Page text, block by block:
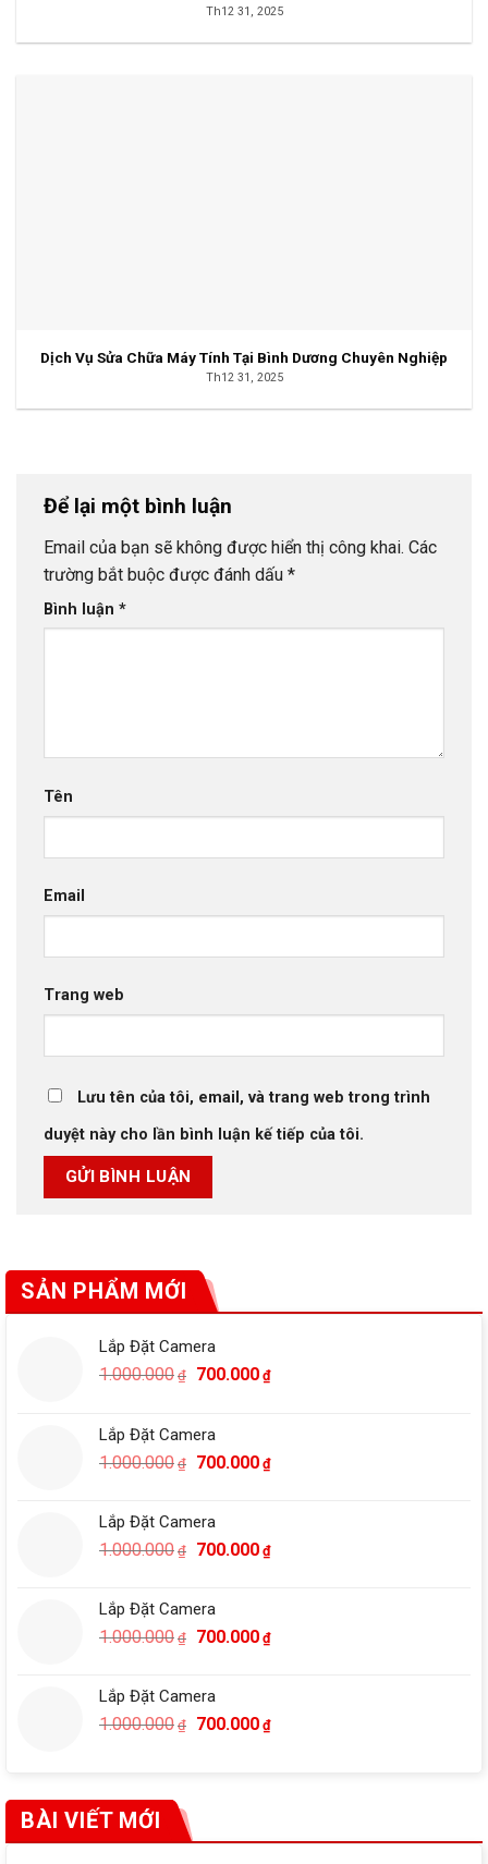
Th12 31, 2025
Dịch Vụ Sửa Chữa Máy Tính Tại Bình Dương Chuyên Nghiệp
Th12 31, 2025
Để lại một bình luận
Email của bạn sẽ không được hiển thị công khai. Các
trường bắt buộc được đánh dấu *
Bình luận *
Tên
Email
Trang web
Lưu tên của tôi, email, và trang web trong trình
duyệt này cho lần bình luận kế tiếp của tôi.
SẢN PHẨM MỚI
Lắp Đặt Camera
1.000.000 ₫
Giá
1.000.000₫.
700.000 ₫Giá
700.000₫.
Lắp Đặt Camera
1.000.000 ₫
Giá
1.000.000₫.
700.000 ₫Giá
700.000₫.
Lắp Đặt Camera
1.000.000 ₫
Giá
1.000.000₫.
700.000 ₫Giá
700.000₫.
Lắp Đặt Camera
1.000.000 ₫
Giá
1.000.000₫.
700.000 ₫Giá
700.000₫.
Lắp Đặt Camera
1.000.000 ₫
Giá
700.000 ₫Giá
BÀI VIẾT MỚI